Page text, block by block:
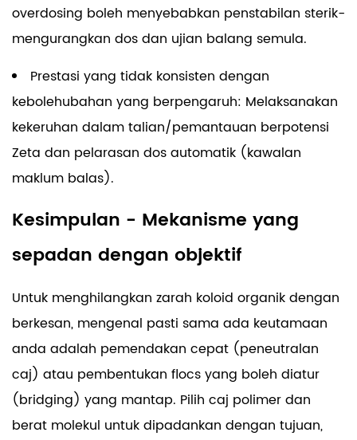
overdosing boleh menyebabkan penstabilan sterik-
mengurangkan dos dan ujian balang semula.
Prestasi yang tidak konsisten dengan
kebolehubahan yang berpengaruh: Melaksanakan
kekeruhan dalam talian/pemantauan berpotensi
Zeta dan pelarasan dos automatik (kawalan
maklum balas).
Kesimpulan - Mekanisme yang
sepadan dengan objektif
Untuk menghilangkan zarah koloid organik dengan
berkesan, mengenal pasti sama ada keutamaan
anda adalah pemendakan cepat (peneutralan
caj) atau pembentukan flocs yang boleh diatur
(bridging) yang mantap. Pilih caj polimer dan
berat molekul untuk dipadankan dengan tujuan,